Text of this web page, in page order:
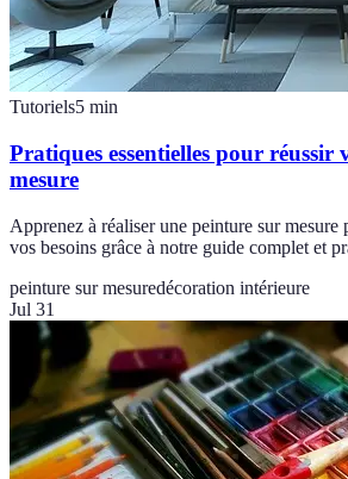
Tutoriels5 min
Pratiques essentielles pour réussir
mesure
Apprenez à réaliser une peinture sur mesure
vos besoins grâce à notre guide complet et
peinture sur mesuredécoration intérieure
Jul 31